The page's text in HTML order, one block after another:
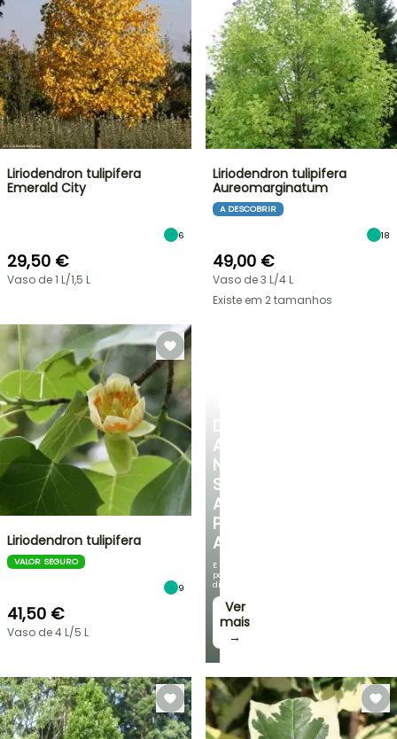
DESCUBRA
A
NOSSA
SELEÇÃO
A
PREÇOS
ACESSÍVEIS
E
poupe
dinheiro!
Ver
mais
→
Liriodendron tulipifera
Emerald City
6
29,50 €
Vaso de 1 L/1,5 L
Liriodendron tulipifera
Aureomarginatum
A DESCOBRIR
18
49,00 €
Vaso de 3 L/4 L
Existe em 2 tamanhos
Liriodendron tulipifera
VALOR SEGURO
9
41,50 €
Vaso de 4 L/5 L